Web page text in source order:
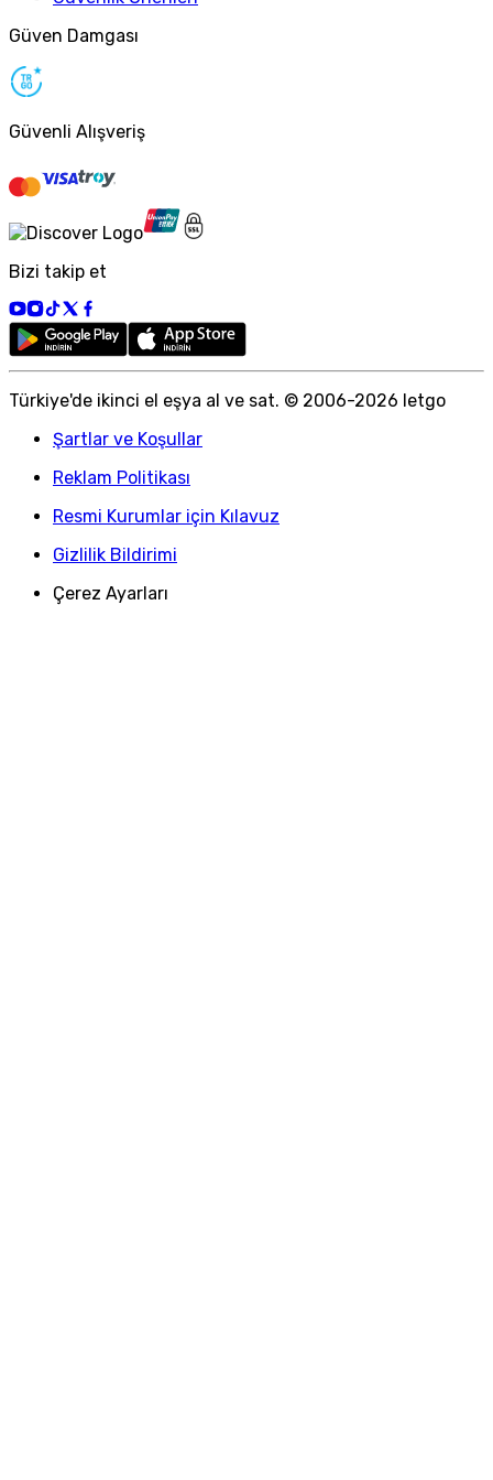
Güven Damgası
Güvenli Alışveriş
Bizi takip et
Türkiye'de ikinci el eşya al ve sat. © 2006-2026 letgo
Şartlar ve Koşullar
Reklam Politikası
Resmi Kurumlar için Kılavuz
Gizlilik Bildirimi
Çerez Ayarları